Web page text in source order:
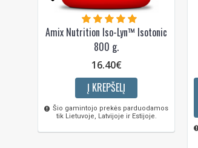
Amix Nutrition Iso-Lyn™ Isotonic
800 g.
16.40€
Į KREPŠELĮ
Šio gamintojo prekės parduodamos
tik Lietuvoje, Latvijoje ir Estijoje.